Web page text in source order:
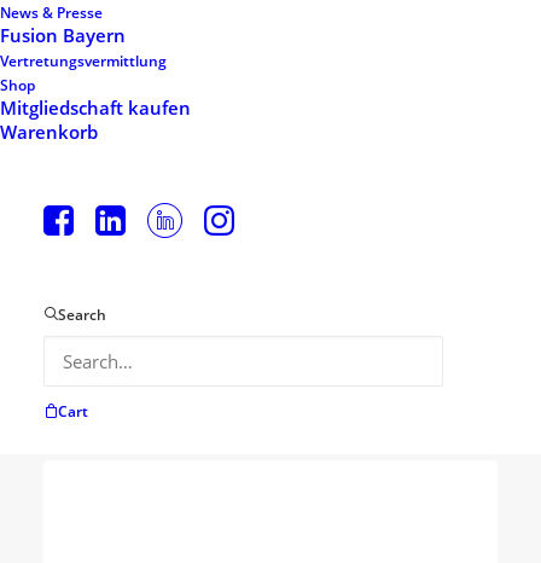
News & Presse
Fusion Bayern
Vertretungsvermittlung
Shop
Mitgliedschaft kaufen
Warenkorb
Search
Cart